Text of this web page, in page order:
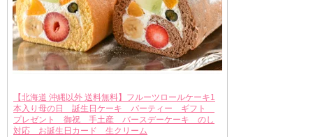
【北海道 沖縄以外 送料無料】フルーツロールケーキ1
本入り母の日 誕生日ケーキ パーティー ギフト
プレゼント 御祝 手土産 バースデーケーキ のし
対応 お誕生日カード 生クリーム